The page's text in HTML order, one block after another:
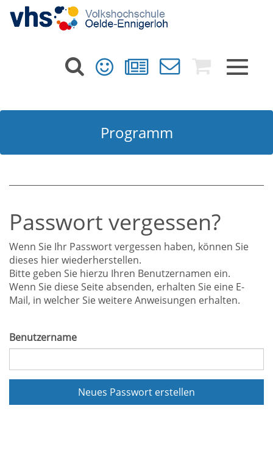
Toggle
Programm
Passwort vergessen?
Wenn Sie Ihr Passwort vergessen haben, können Sie
dieses hier wiederherstellen.
Bitte geben Sie hierzu Ihren Benutzernamen ein.
Wenn Sie diese Seite absenden, erhalten Sie eine E-
Mail, in welcher Sie weitere Anweisungen erhalten.
Benutzername
Neues Passwort erstellen